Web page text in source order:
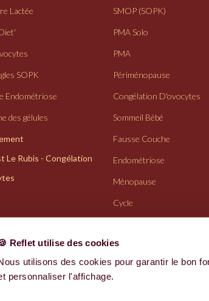
Reflet utilise des cookies
utilisons des cookies pour garantir le bon
personnaliser l'affichage.
Lactée
SOPK
Endométriose
des gélules
Le Rubis - Congélation
SMOP (SOPK)
PMA Solo
PMA
Périménopause
Congélation D'ovocytes
Sommeil Bébé
Fausse Couche
Endométriose
Ménopause
Cycle
confidentialité